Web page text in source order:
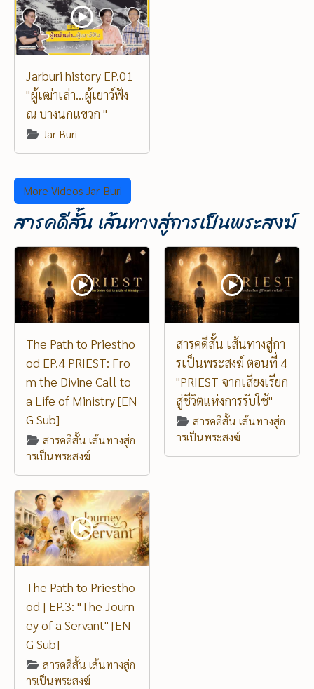
Jarburi history EP.01
"ผู้เฒ่าเล่า...ผู้เยาว์ฟัง
ณ บางนกแขวก "
Jar-Buri
More Videos Jar-Buri
สารคดีสั้น เส้นทางสู่การเป็นพระสงฆ์
The Path to Priestho
od EP.4 PRIEST: Fro
m the Divine Call to
a Life of Ministry [EN
G Sub]
สารคดีสั้น เส้นทางสู่ก
ารเป็นพระสงฆ์
สารคดีสั้น เส้นทางสู่กา
รเป็นพระสงฆ์ ตอนที่ 4
"PRIEST จากเสียงเรียก
สู่ชีวิตแห่งการรับใช้"
สารคดีสั้น เส้นทางสู่ก
ารเป็นพระสงฆ์
The Path to Priestho
od | EP.3: "The Journ
ey of a Servant" [EN
G Sub]
สารคดีสั้น เส้นทางสู่ก
ารเป็นพระสงฆ์